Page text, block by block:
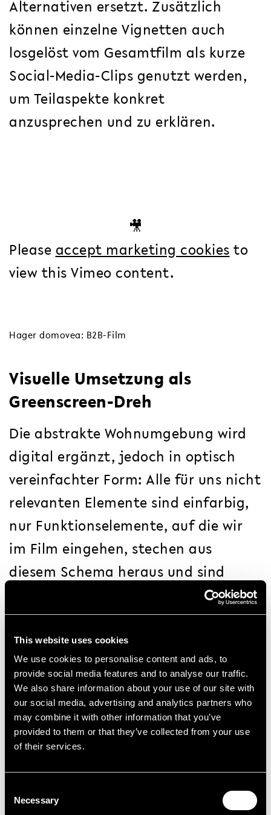
This website uses cookies
We use cookies to personalise content and ads, to
provide social media features and to analyse our traffic.
We also share information about your use of our site with
our social media, advertising and analytics partners who
may combine it with other information that you’ve
provided to them or that they’ve collected from your use
of their services.
Selection
Necessary
Alternativen ersetzt. Zusätzlich
können einzelne Vignetten auch
losgelöst vom Gesamtfilm als kurze
Social-Media-Clips genutzt werden,
um Teilaspekte konkret
anzusprechen und zu erklären.
🎥
Please accept marketing cookies to
view this Vimeo content.
Hager domovea: B2B-Film
Visuelle Umsetzung als
Greenscreen-Dreh
Die abstrakte Wohnumgebung wird
digital ergänzt, jedoch in optisch
vereinfachter Form: Alle für uns nicht
relevanten Elemente sind einfarbig,
nur Funktionselemente, auf die wir
im Film eingehen, stechen aus
diesem Schema heraus und sind
fotorealistisch dargestellt. Diese
stilisierte monochromatische
Darstellung hebt sich von der Masse
austauschbarer Smart-Home-Filme
ab und setzt auf einprägsame und
individuelle Kommunikation.
abstraktere und nicht zu konkret